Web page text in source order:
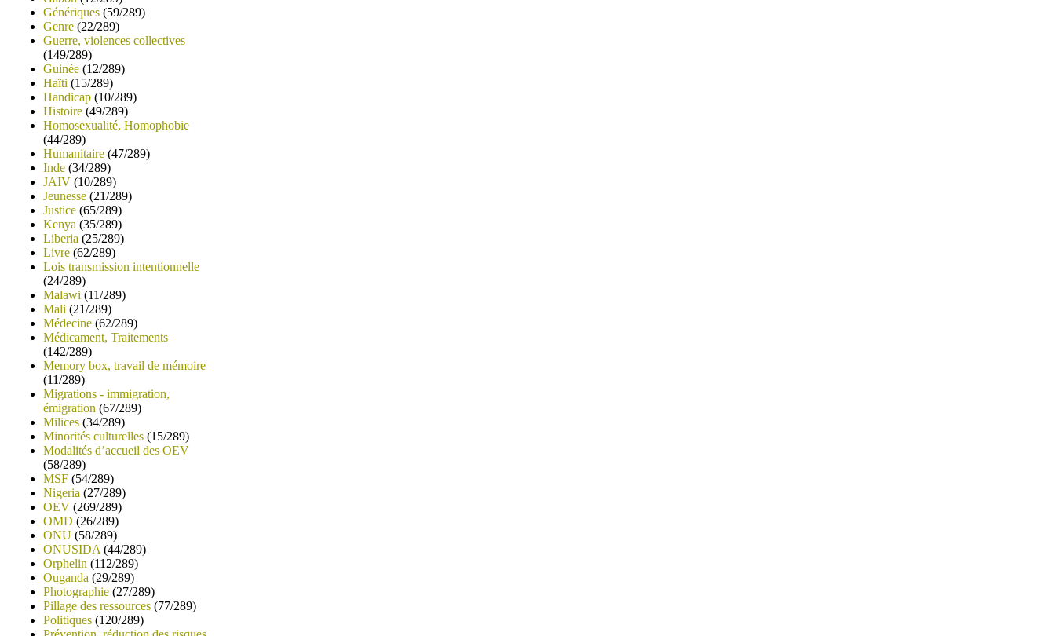
Génériques (59/289)
Genre (22/289)
Guerre, violences collectives
(149/289)
Guinée (12/289)
Haïti (15/289)
Handicap (10/289)
Histoire (49/289)
Homosexualité, Homophobie
(44/289)
Humanitaire (47/289)
Inde (34/289)
JAIV (10/289)
Jeunesse (21/289)
Justice (65/289)
Kenya (35/289)
Liberia (25/289)
Livre (62/289)
Lois transmission intentionnelle
(24/289)
Malawi (11/289)
Mali (21/289)
Médecine (62/289)
Médicament, Traitements
(142/289)
Memory box, travail de mémoire
(11/289)
Migrations - immigration,
émigration (67/289)
Milices (34/289)
Minorités culturelles (15/289)
Modalités d’accueil des OEV
(58/289)
MSF (54/289)
Nigeria (27/289)
OEV (269/289)
OMD (26/289)
ONU (58/289)
ONUSIDA (44/289)
Orphelin (112/289)
Ouganda (29/289)
Photographie (27/289)
Pillage des ressources (77/289)
Politiques (120/289)